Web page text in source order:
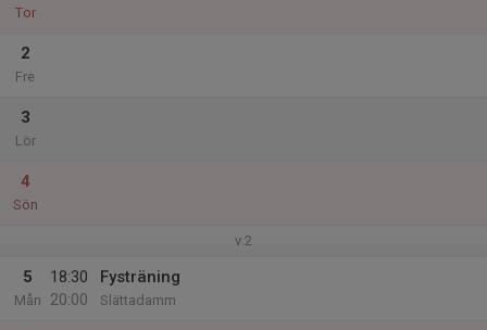
Tor
2
Fre
3
Lör
4
Sön
v.2
5
Mån
18:30
20:00
Fysträning
Slättadamm